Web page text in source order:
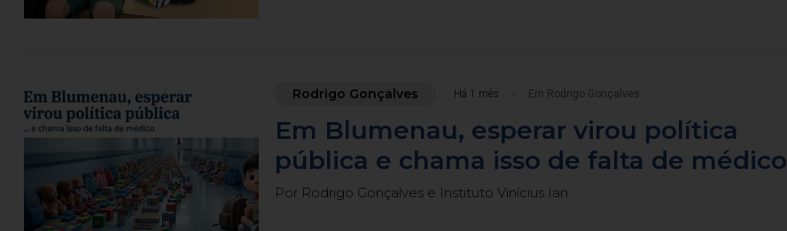
Rodrigo Gonçalves Há 1 mês Em Rodrigo Gonçalves
Em Blumenau, esperar virou política
pública e chama isso de falta de médico
Por Rodrigo Gonçalves e Instituto Vinícius Ian